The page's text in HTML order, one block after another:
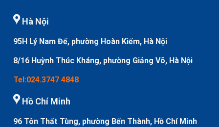
Hà Nội
95H Lý Nam Đế, phường Hoàn Kiếm, Hà Nội
8/16 Huỳnh Thúc Kháng, phường Giảng Võ, Hà Nội
Tel:024.3747 4848
Hồ Chí Minh
96 Tôn Thất Tùng, phường Bến Thành, Hồ Chí Minh